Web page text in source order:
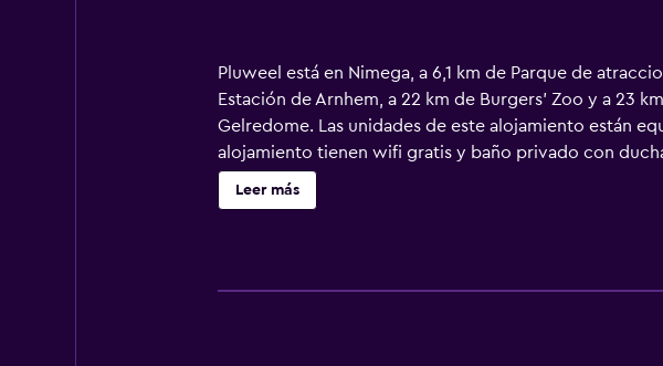
Pluweel está en Nimega, a 6,1 km de Parque de
Estación de Arnhem, a 22 km de Burgers' Zoo y a 23
Gelredome. Las unidades de este alojamiento están
alojamiento tienen wifi gratis y baño privado con
hostal o pensión, las habitaciones disponen de ropa
Apenheul está a 47 km.
Leer más